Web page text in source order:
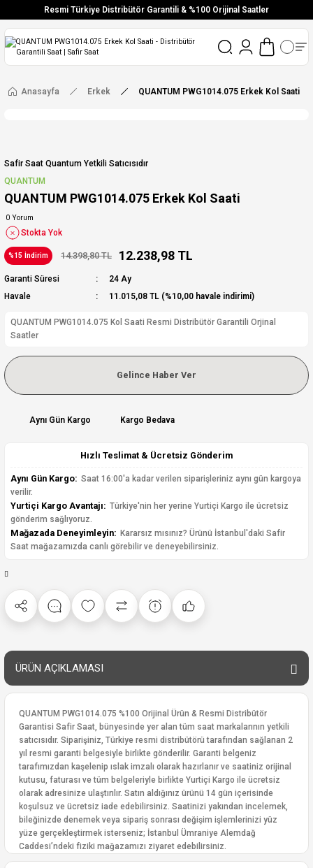
Resmi Türkiye Distribütör Garantili & %100 Orijinal Saatler
Vade Farksız 6 Taksit
Ücretsiz Kargo
Anasayfa Erkek QUANTUM PWG1014.075 Erkek Kol Saati
Safir Saat Quantum Yetkili Satıcısıdır
QUANTUM
QUANTUM PWG1014.075 Erkek Kol Saati
0 Yorum
Stokta Yok
%15 İndirim 14.398,80 TL 12.238,98 TL
Garanti Süresi
24 Ay
Havale
11.015,08 TL (%10,00 havale indirimi)
QUANTUM PWG1014.075 Kol Saati Resmi Distribütör Garantili Orjinal
Saatler
Gelince Haber Ver
Aynı Gün Kargo Kargo Bedava
Hızlı Teslimat & Ücretsiz Gönderim
Aynı Gün Kargo: Saat 16:00'a kadar verilen siparişleriniz aynı gün kargoya
verilir.
Yurtiçi Kargo Avantajı: Türkiye'nin her yerine Yurtiçi Kargo ile ücretsiz
gönderim sağlıyoruz.
Mağazada Deneyimleyin: Kararsız mısınız? Ürünü İstanbul'daki Safir
Saat mağazamızda canlı görebilir ve deneyebilirsiniz.
ÜRÜN AÇIKLAMASI
QUANTUM PWG1014.075 %100 Orijinal Ürün & Resmi Distribütör
Garantisi Safir Saat, bünyesinde yer alan tüm saat markalarının yetkili
satıcısıdır. Siparişiniz, Türkiye resmi distribütörü tarafından sağlanan 2
yıl resmi garanti belgesiyle birlikte gönderilir. Garanti belgeniz
tarafımızdan kaşelenip ıslak imzalı olarak hazırlanır ve saatiniz orijinal
kutusu, faturası ve tüm belgeleriyle birlikte Yurtiçi Kargo ile ücretsiz
olarak adresinize ulaştırılır. Satın aldığınız ürünü 14 gün içerisinde
koşulsuz ve ücretsiz iade edebilirsiniz. Saatinizi yakından incelemek,
bileğinizde denemek veya sipariş sonrası değişim işlemlerinizi yüz
yüze gerçekleştirmek isterseniz; İstanbul Ümraniye Alemdağ
Caddesi’ndeki fiziki mağazamızı ziyaret edebilirsiniz.